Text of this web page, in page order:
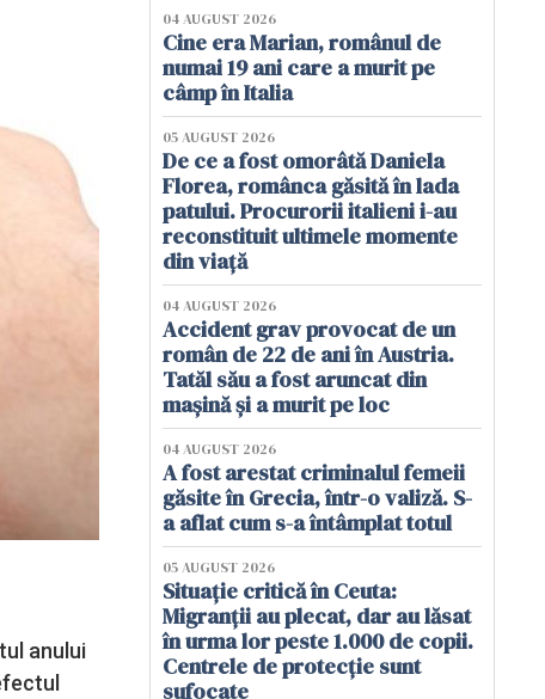
anului
04 AUGUST 2026
Cine era Marian, românul de
numai 19 ani care a murit pe
câmp în Italia
05 AUGUST 2026
De ce a fost omorâtă Daniela
Florea, românca găsită în lada
patului. Procurorii italieni i-au
reconstituit ultimele momente
din viață
04 AUGUST 2026
Accident grav provocat de un
român de 22 de ani în Austria.
Tatăl său a fost aruncat din
mașină și a murit pe loc
04 AUGUST 2026
A fost arestat criminalul femeii
găsite în Grecia, într-o valiză. S-
a aflat cum s-a întâmplat totul
05 AUGUST 2026
Situație critică în Ceuta:
Migranții au plecat, dar au lăsat
în urma lor peste 1.000 de copii.
Centrele de protecție sunt
sufocate